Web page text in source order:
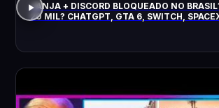
JANJA + DISCORD BLOQUEADO NO